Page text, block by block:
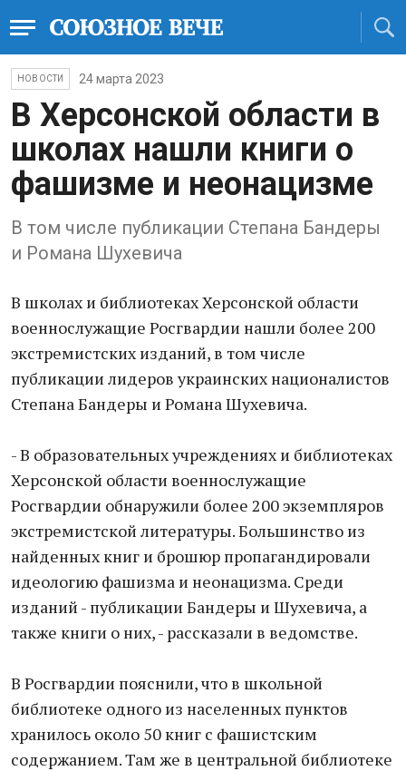
НОВОСТИ 24 марта 2023
В Херсонской области в
школах нашли книги о
фашизме и неонацизме
В том числе публикации Степана Бандеры
и Романа Шухевича
В школах и библиотеках Херсонской области
военнослужащие Росгвардии нашли более 200
экстремистских изданий, в том числе
публикации лидеров украинских националистов
Степана Бандеры и Романа Шухевича.
- В образовательных учреждениях и библиотеках
Херсонской области военнослужащие
Росгвардии обнаружили более 200 экземпляров
экстремистской литературы. Большинство из
найденных книг и брошюр пропагандировали
идеологию фашизма и неонацизма. Среди
изданий - публикации Бандеры и Шухевича, а
также книги о них, - рассказали в ведомстве.
В Росгвардии пояснили, что в школьной
библиотеке одного из населенных пунктов
хранилось около 50 книг с фашистским
содержанием. Там же в центральной библиотеке